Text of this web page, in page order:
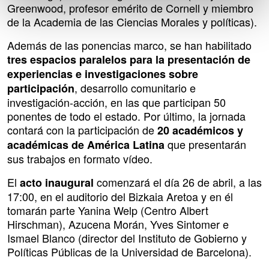
Greenwood, profesor emérito de Cornell y miembro
de la Academia de las Ciencias Morales y políticas).
Además de las ponencias marco, se han habilitado
tres espacios paralelos para la presentación de
experiencias e investigaciones sobre
participación, desarrollo comunitario e
investigación-acción, en las que participan 50
ponentes de todo el estado. Por último, la jornada
contará con la participación de20 académicos y
académicas de América Latinaque presentarán
sus trabajos en formato vídeo.
El acto inaugural comenzará el día 26 de abril, a las
17:00, en el auditorio del Bizkaia Aretoa y en él
tomarán parte Yanina Welp (Centro Albert
Hirschman), Azucena Morán, Yves Sintomer e
Ismael Blanco (director del Instituto de Gobierno y
Políticas Públicas de la Universidad de Barcelona).